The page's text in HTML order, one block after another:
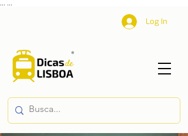
Log In